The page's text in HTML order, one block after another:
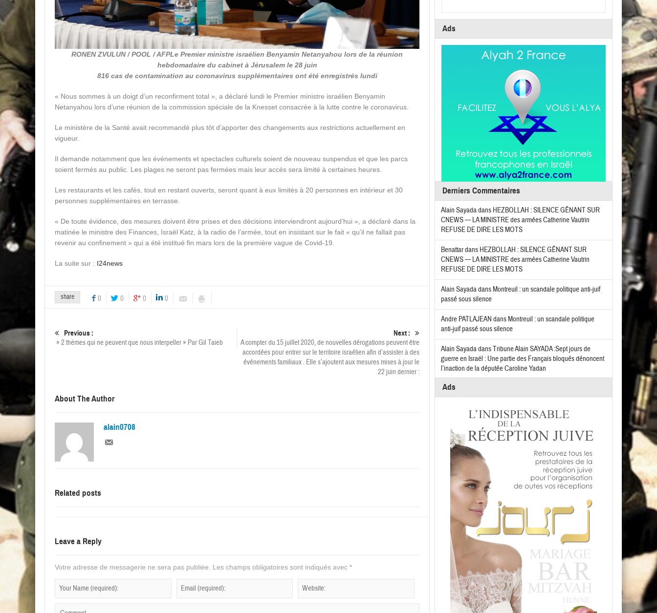
RONEN ZVULUN / POOL / AFPLe Premier ministre israélien Benyamin Netanyahou lors de la réunion
hebdomadaire du cabinet à Jérusalem le 28 juin
816 cas de contamination au coronavirus supplémentaires ont été enregistrés lundi
« Nous sommes à un doigt d’un reconfirment total », a déclaré lundi le Premier ministre israélien Benyamin
Netanyahou lors d’une réunion de la commission spéciale de la Knesset consacrée à la lutte contre le coronavirus.
Le ministère de la Santé avait recommandé plus tôt d’apporter des changements aux restrictions actuellement en
vigueur.
Il demande notamment que les événements et spectacles culturels soient de nouveau suspendus et que les parcs
soient fermés au public. Les plages ne seront pas fermées mais leur accès sera limité à certaines heures.
Les restaurants et les cafés, tout en restant ouverts, seront quant à eux limités à 20 personnes en intérieur et 30
personnes supplémentaires en terrasse.
« De toute évidence, des mesures doivent être prises et des décisions interviendront aujourd’hui », a déclaré dans la
matinée le ministre des Finances, Israël Katz, à la radio de l’armée, tout en insistant sur le fait « qu’il ne fallait pas
revenir au confinement » qui a été institué fin mars lors de la première vague de Covid-19.
La suite sur : I24news
share 0 0 0 0
Previous :
» 2 thèmes qui ne peuvent que nous interpeller » Par Gil Taieb
Next :
A compter du 15 juillet 2020, de nouvelles dérogations peuvent être
accordées pour entrer sur le territoire israélien afin d’assister à des
événements familiaux . Elle s’ajoutent aux mesures mises à jour le
22 juin dernier :
About The Author
alain0708
Related posts
Leave a Reply
Votre adresse de messagerie ne sera pas publiée. Les champs obligatoires sont indiqués avec *
Ads
Derniers Commentaires
Alain Sayadadans HEZBOLLAH : SILENCE GÊNANT SUR
CNEWS — LA MINISTRE des armées Catherine Vautrin
REFUSE DE DIRE LES MOTS
Benattardans HEZBOLLAH : SILENCE GÊNANT SUR
CNEWS — LA MINISTRE des armées Catherine Vautrin
REFUSE DE DIRE LES MOTS
Alain Sayadadans Montreuil : un scandale politique anti-juif
passé sous silence
Andre PATLAJEAN dans Montreuil : un scandale politique
anti-juif passé sous silence
Alain SayadadansTribune Alain SAYADA :Sept jours de
guerre en Israël : Une partie des Français bloqués dénoncent
l’inaction de la députée Caroline Yadan
Ads